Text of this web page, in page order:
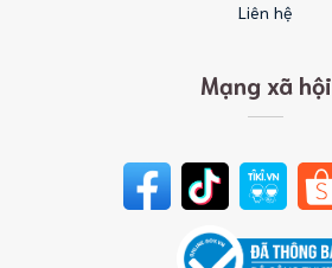
Liên hệ
Mạng xã hội